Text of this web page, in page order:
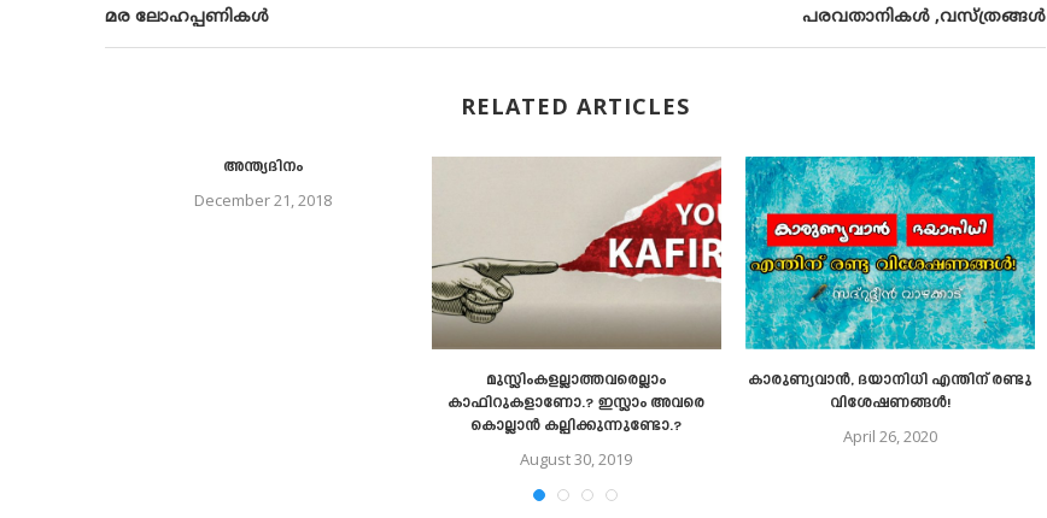
മര ലോഹപ്പണികള്‍ പരവതാനികള്‍ ,വസ്ത്രങ്ങള്‍
RELATED ARTICLES
അന്ത്യദിനം
December 21, 2018
മുസ്ലിംകളല്ലാത്തവരെല്ലാം
കാഫിറുകളാണോ.? ഇസ്ലാം അവരെ
കൊല്ലാൻ കല്പിക്കുന്നുണ്ടോ.?
August 30, 2019
കാരുണ്യവാൻ, ദയാനിധി എന്തിന് രണ്ടു
വിശേഷണങ്ങൾ!
April 26, 2020